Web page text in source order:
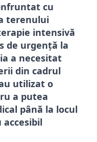
cu
terenului
intensivă
de urgență la
a necesitat
din cadrul
utilizat o
a putea
până la locul